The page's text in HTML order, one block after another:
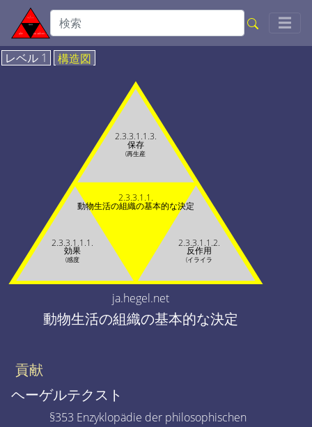
☰
レベル 1 構造図
2.3.3.1.1.
動物生活の組織の基本的な決定
2.3.3.1.1.1.
効果
(感度
2.3.3.1.1.2.
反作用
(イライラ
2.3.3.1.1.3.
保存
(再生産
ja.hegel.net
動物生活の組織の基本的な決定
貢献
ヘーゲルテクスト
§353 Enzyklopädie der philosophischen